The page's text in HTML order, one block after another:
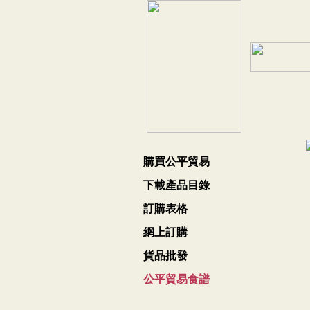
購買公平貿易
下載產品目錄
訂購表格
網上訂購
貨品批發
公平貿易食譜